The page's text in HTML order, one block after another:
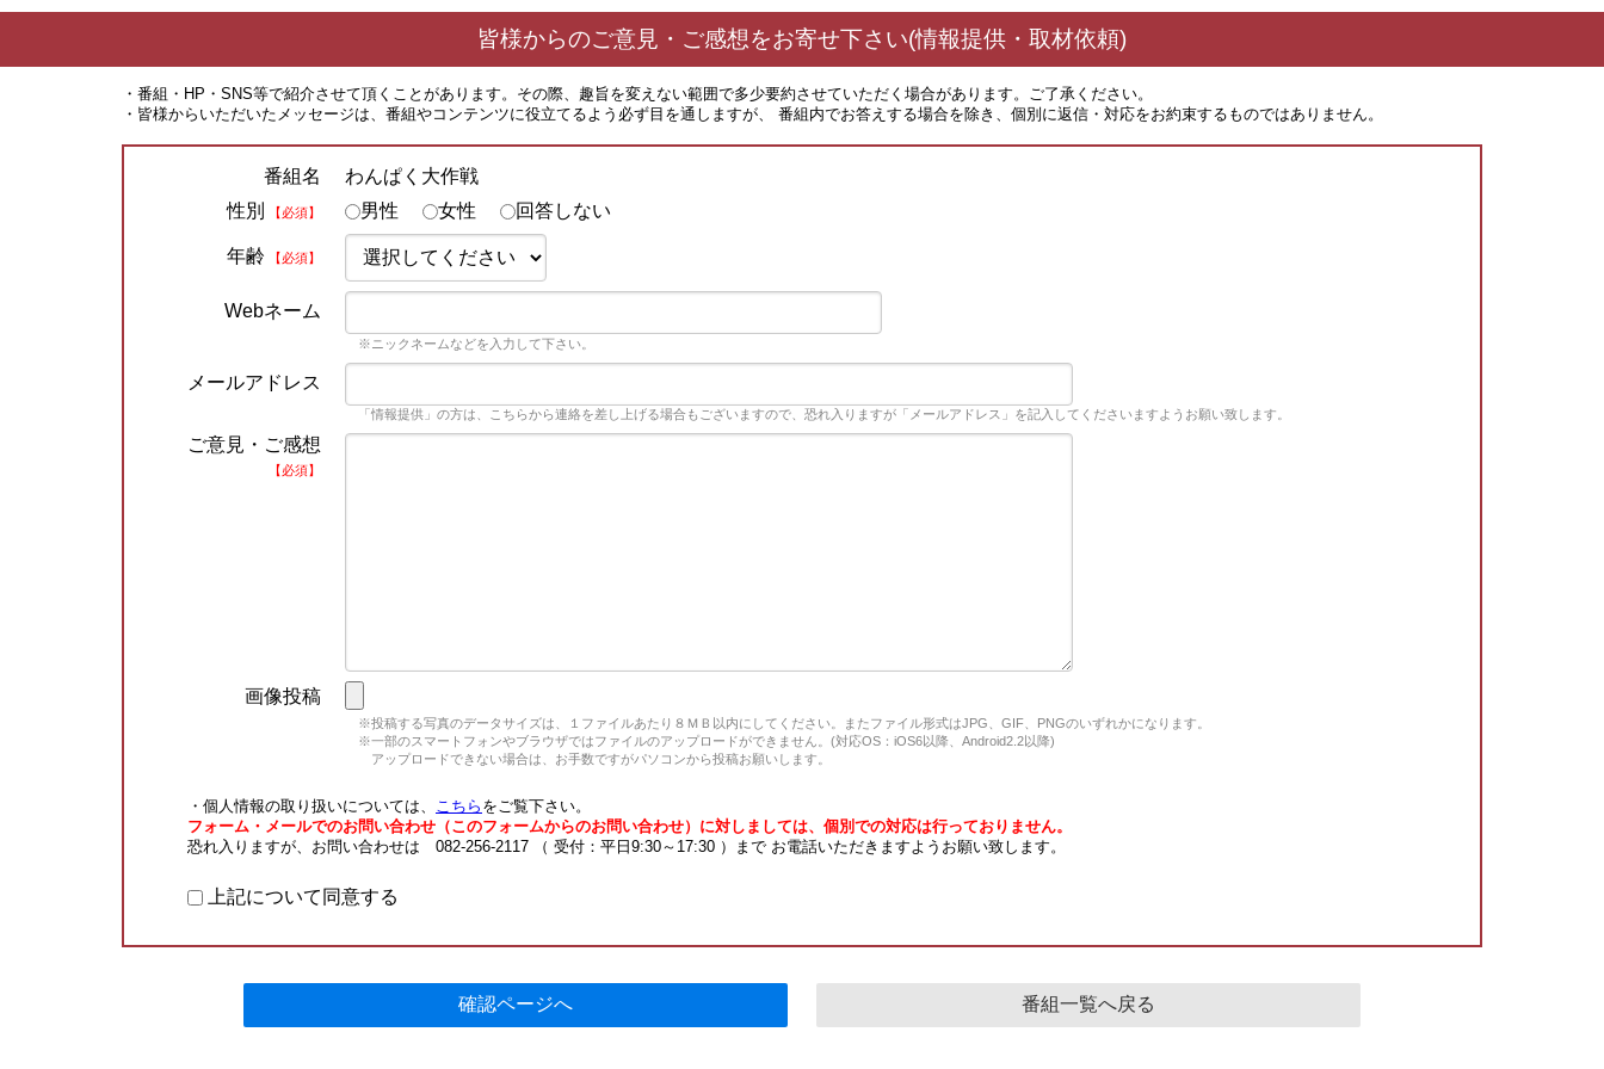
皆様からのご意見・ご感想をお寄せ下さい(情報提供・取材依頼)
・番組・HP・SNS等で紹介させて頂くことがあります。その際、趣旨を変えない範囲で多少要約させていただく場合があります。ご了承ください。
・皆様からいただいたメッセージは、番組やコンテンツに役立てるよう必ず目を通しますが、 番組内でお答えする場合を除き、個別に返信・対応をお約束するものではありません。
番組名
わんぱく大作戦
性別
【必須】 男性 女性 回答しない
年齢 【必須】
Webネーム
※ニックネームなどを入力して下さい。
メールアドレス
「情報提供」の方は、こちらから連絡を差し上げる場合もございますので、恐れ入りますが「メールアドレス」を記入してくださいますようお願い致します。
ご意見・ご感想
【必須】
画像投稿
※投稿する写真のデータサイズは、１ファイルあたり８ＭＢ以内にしてください。またファイル形式はJPG、GIF、PNGのいずれかになります。
※一部のスマートフォンやブラウザではファイルのアップロードができません。(対応OS：iOS6以降、Android2.2以降)
アップロードできない場合は、お手数ですがパソコンから投稿お願いします。
・個人情報の取り扱いについては、 こちら をご覧下さい。
フォーム・メールでのお問い合わせ（このフォームからのお問い合わせ）に対しましては、個別での対応は行っておりません。
恐れ入りますが、お問い合わせは 082-256-2117 （ 受付：平日9:30～17:30 ）まで お電話いただきますようお願い致します。
上記について同意する
確認ページへ 番組一覧へ戻る